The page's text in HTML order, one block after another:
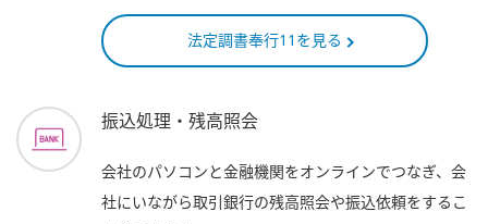
法定調書奉行11を見る
振込処理・残高照会
会社のパソコンと金融機関をオンラインでつなぎ、会
社にいながら取引銀行の残高照会や振込依頼をするこ